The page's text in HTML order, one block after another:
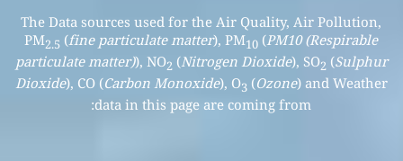
The Data sources used for the Air Quality, Air Pollution,
PM2.5(fine particulate matter), PM10(PM10 (Respirable
particulate matter)), NO2 (Nitrogen Dioxide), SO2 (Sulphur
Dioxide), CO (Carbon Monoxide), O3 (Ozone ) and Weather
data in this page are coming from: